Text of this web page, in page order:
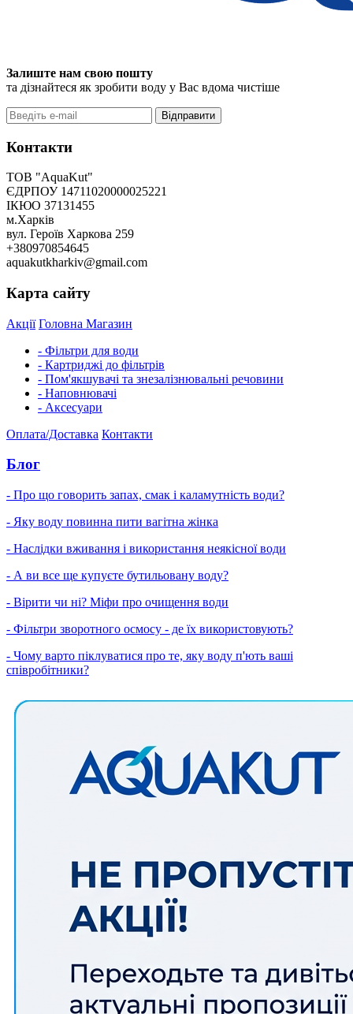
Залиште нам свою пошту
та дізнайтеся як зробити воду у Вас вдома чистіше
Відправити
Контакти
ТОВ "AquaKut"
ЄДРПОУ 14711020000025221
ІКЮО 37131455
м.Харків
вул. Героїв Харкова 259
+380970854645
aquakutkharkiv@gmail.com
Карта сайту
Акції Головна Магазин
- Фільтри для води
- Картриджі до фільтрів
- Пом'якшувачі та знезалізнювальні речовини
- Наповнювачі
- Аксесуари
Оплата/Доставка Контакти
Блог
- Про що говорить запах, смак і каламутність води?
- Яку воду повинна пити вагітна жінка
- Наслідки вживання і використання неякісної води
- А ви все ще купуєте бутильовану воду?
- Вірити чи ні? Міфи про очищення води
- Фільтри зворотного осмосу - де їх використовують?
- Чому варто піклуватися про те, яку воду п'ють ваші
співробітники?